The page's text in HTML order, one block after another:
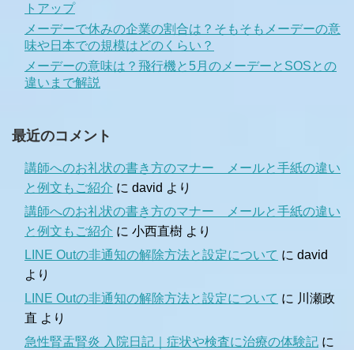
トアップ
メーデーで休みの企業の割合は？そもそもメーデーの意
味や日本での規模はどのくらい？
メーデーの意味は？飛行機と5月のメーデーとSOSとの
違いまで解説
最近のコメント
講師へのお礼状の書き方のマナー メールと手紙の違い
と例文もご紹介 に david より
講師へのお礼状の書き方のマナー メールと手紙の違い
と例文もご紹介 に 小西直樹 より
LINE Outの非通知の解除方法と設定について に david
より
LINE Outの非通知の解除方法と設定について に 川瀬政
直 より
急性腎盂腎炎 入院日記｜症状や検査に治療の体験記 に